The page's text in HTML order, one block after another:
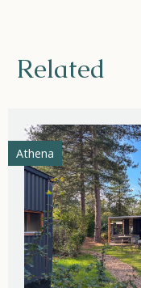
Related
Athena